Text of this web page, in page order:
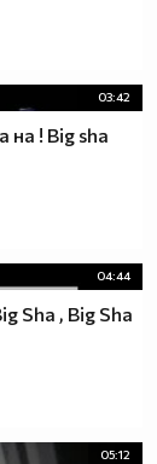
03:42
! Big sha
04:44
Sha , Big Sha
05:12